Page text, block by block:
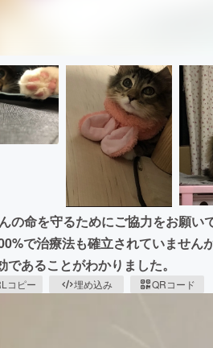
の命を守るためにご協力をお願い
で治療法も確立されていません
あることがわかりました。
コピー 埋め込み QRコード